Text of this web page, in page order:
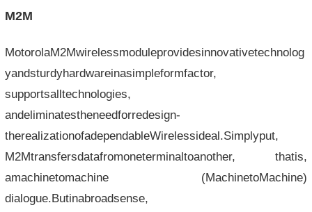
M2M
MotorolaM2Mwirelessmoduleprovidesinnovativetechnolog
yandsturdyhardwareinasimpleformfactor,
supportsalltechnologies,
andeliminatestheneedforredesign-
therealizationofadependableWirelessideal.Simplyput,
M2Mtransfersdatafromoneterminaltoanother, thatis,
amachinetomachine (MachinetoMachine)
dialogue.Butinabroadsense,